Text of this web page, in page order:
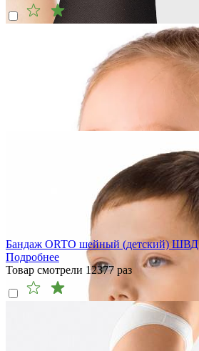
Бандаж ORTO шейный (детский) ШВД
Подробнее
Товар смотрели 12377 раз